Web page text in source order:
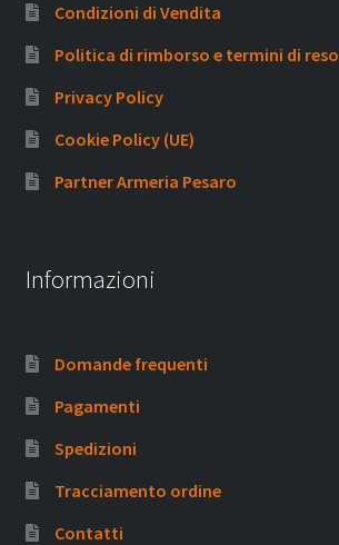
Condizioni di Vendita
Politica di rimborso e termini di reso
Privacy Policy
Cookie Policy (UE)
Partner Armeria Pesaro
Informazioni
Domande frequenti
Pagamenti
Spedizioni
Tracciamento ordine
Contatti